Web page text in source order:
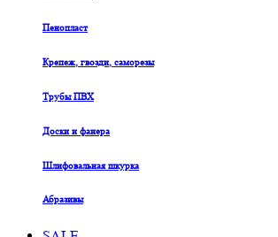
Пенопласт
Крепеж, гвозди, саморезы
Трубы ПВХ
Доски и фанера
Шлифовальная шкурка
Абразивы